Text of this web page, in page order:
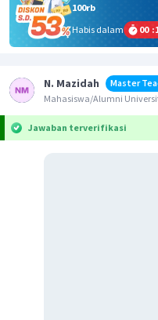
100rb
Habis dalam
00 :
N. Mazidah
Master
Mahasiswa/Alumni
Jawaban terverifikasi